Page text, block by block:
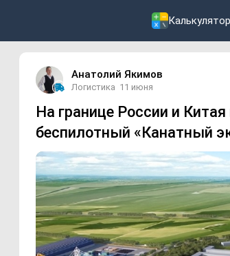
Анатолий Якимов
Логистика 11 июня
На границе России и
беспилотный «Канатный